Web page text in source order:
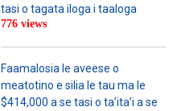
tasi o tagata iloga i taaloga
776 views
Faamalosia le aveese o
meatotino e silia le tau ma le
$414,000 a se tasi o ta’ita’i a se